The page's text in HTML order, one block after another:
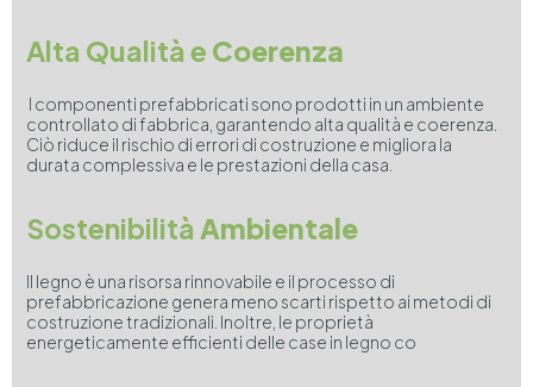
Alta Qualità e Coerenza
I componenti prefabbricati sono prodotti in un ambiente
controllato di fabbrica, garantendo alta qualità e coerenza.
Ciò riduce il rischio di errori di costruzione e migliora la
durata complessiva e le prestazioni della casa.
Sostenibilità Ambientale
Il legno è una risorsa rinnovabile e il processo di
prefabbricazione genera meno scarti rispetto ai metodi di
costruzione tradizionali. Inoltre, le proprietà
energeticamente efficienti delle case in legno co